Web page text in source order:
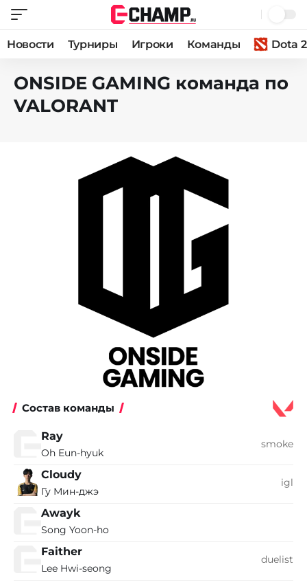
Новости Турниры Игроки Команды Dota 2
ONSIDE GAMING команда по
VALORANT
Состав команды
Ray
Oh Eun-hyuk
smoke
Cloudy
Гу Мин-джэ
igl
Awayk
Song Yoon-ho
Faither
Lee Hwi-seong
duelist